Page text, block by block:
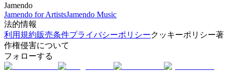
Jamendo
Jamendo for ArtistsJamendo Music
法的情報
利用規約販売条件プライバシーポリシークッキーポリシー著
作権侵害について
フォローする